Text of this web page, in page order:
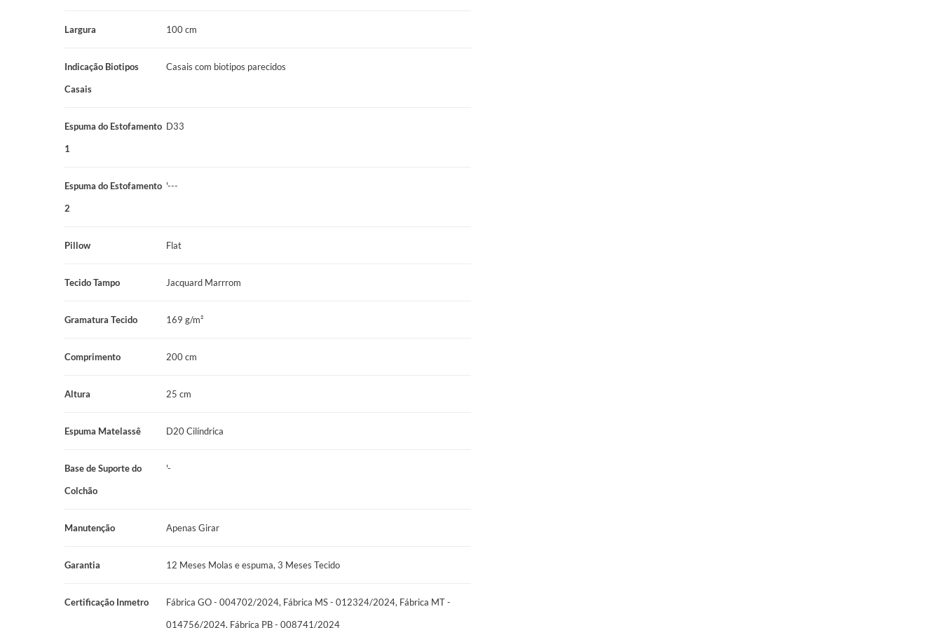
Marca: Prodormir
Espuma do Estofamento 1: D33
Pillow: Flat
Peso Suportado: 120 kg por pessoa
Largura 100 cm
Indicação Biotipos
Casais
Casais com biotipos parecidos
Espuma do Estofamento
1
D33
Espuma do Estofamento
2
'---
Pillow Flat
Tecido Tampo Jacquard Marrrom
Gramatura Tecido 169 g/m²
Comprimento 200 cm
Altura 25 cm
Espuma Matelassê D20 Cilíndrica
Base de Suporte do
Colchão
'-
Manutenção Apenas Girar
Garantia 12 Meses Molas e espuma, 3 Meses Tecido
Certificação Inmetro
Fábrica GO - 004702/2024, Fábrica MS - 012324/2024, Fábrica MT -
014756/2024, Fábrica PB - 008741/2024